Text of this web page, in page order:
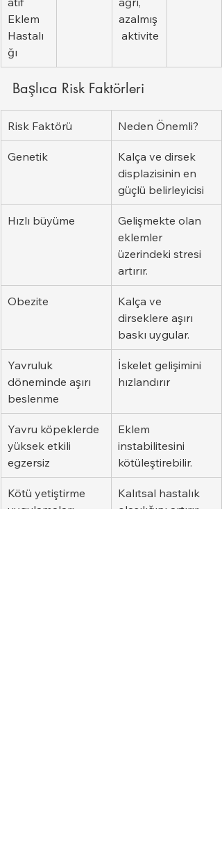
Eklem
Hastalı
ğı
azalmış
aktivite
Başlıca Risk Faktörleri
Risk Faktörü Neden Önemli?
Genetik
Kalça ve dirsek
displazisinin en
güçlü belirleyicisi
Hızlı büyüme
Gelişmekte olan
eklemler
üzerindeki stresi
artırır.
Obezite
Kalça ve
dirseklere aşırı
baskı uygular.
Yavruluk
döneminde aşırı
beslenme
İskelet gelişimini
hızlandırır
Yavru köpeklerde
yüksek etkili
egzersiz
Eklem
instabilitesini
kötüleştirebilir.
Kötü yetiştirme
uygulamaları
Kalıtsal hastalık
olasılığını artırır.